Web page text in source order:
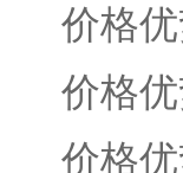
价格
价格
价格